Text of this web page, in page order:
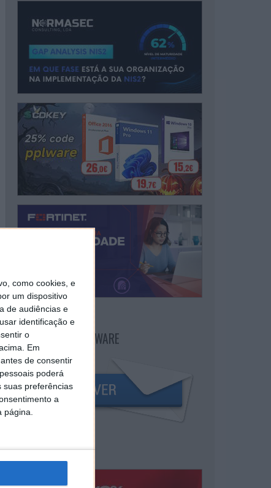
como cookies, e
um dispositivo
de audiências e
identificação e
o
Em
de consentir
poderá
suas preferências
a
NEWSLETTER PPLWARE